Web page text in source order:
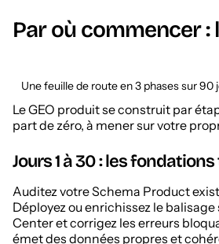
Par où commencer
Une feuille de route en 3 phases sur
Le GEO produit se construit par
part de zéro, à mener sur votre
Jours 1 à 30 : les
Auditez votre Schema Product
Déployez ou enrichissez le
Center et corrigez les erreurs
émet des données propres et